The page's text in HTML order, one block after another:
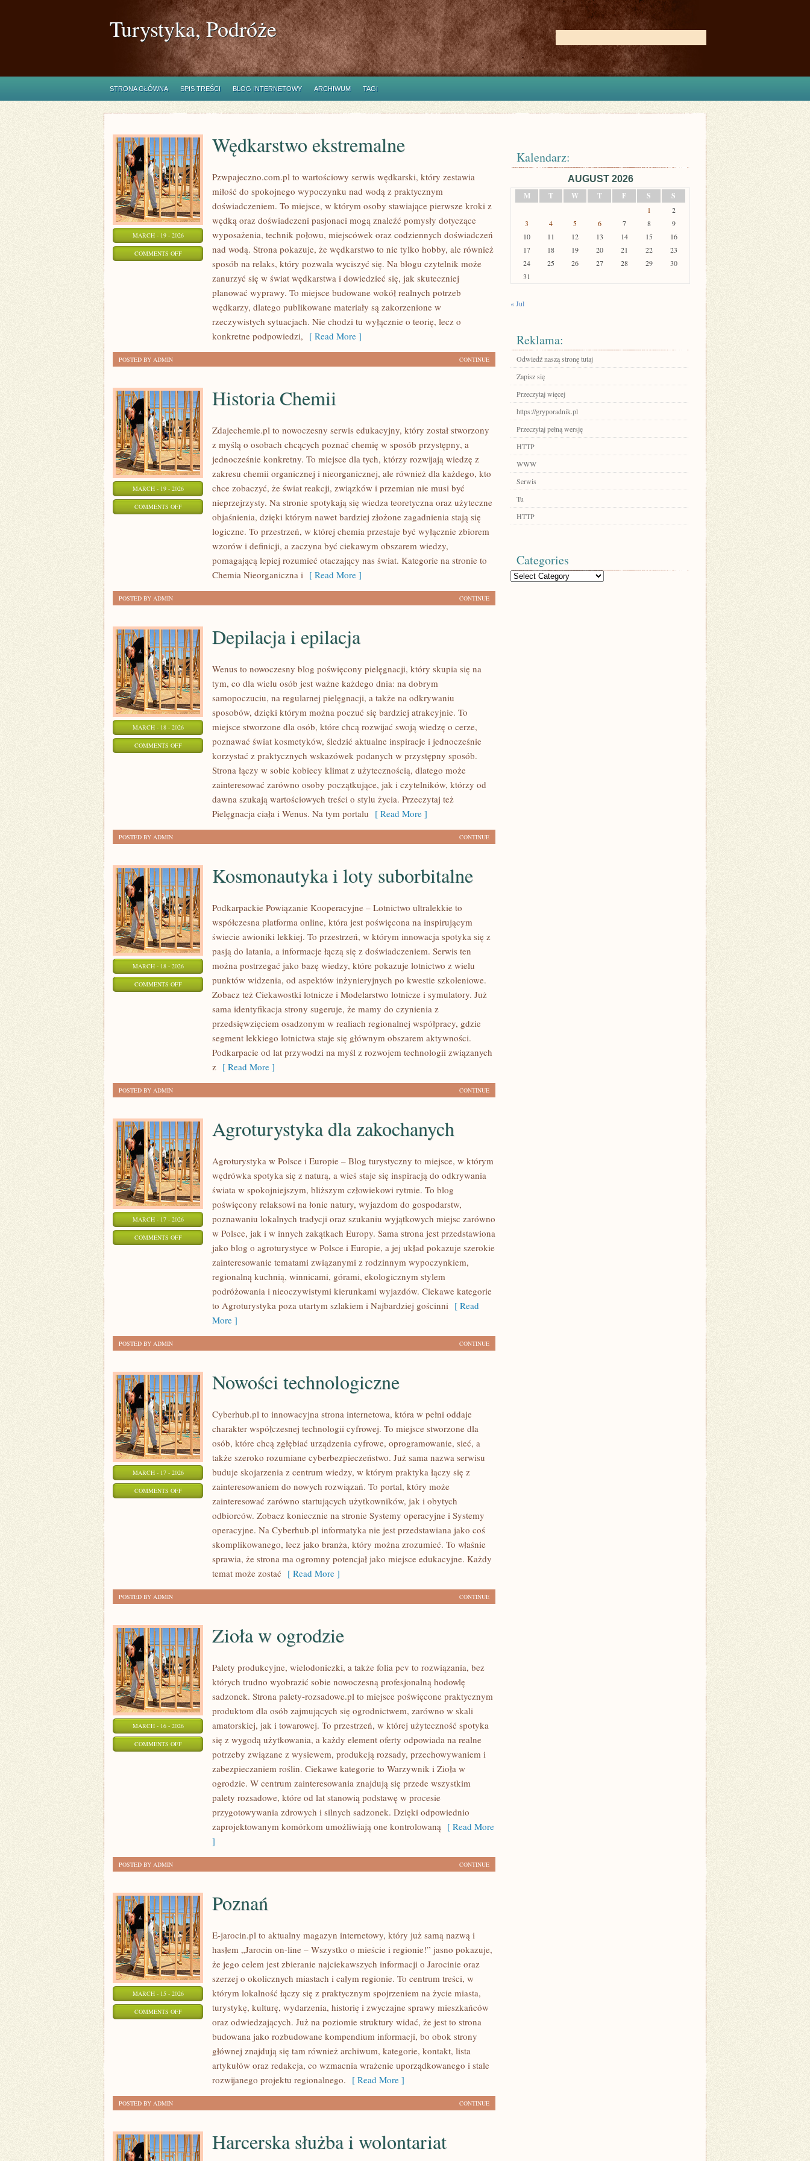
Turystyka, Podróże
STRONA GŁÓWNA SPIS TREŚCI BLOG INTERNETOWY ARCHIWUM TAGI
MARCH - 19 - 2026
COMMENTS OFFON
WĘDKARSTWO
EKSTREMALNE
Wędkarstwo ekstremalne
Pzwpajeczno.com.pl to wartościowy serwis wędkarski, który zestawia
miłość do spokojnego wypoczynku nad wodą z praktycznym
doświadczeniem. To miejsce, w którym osoby stawiające pierwsze kroki z
wędką oraz doświadczeni pasjonaci mogą znaleźć pomysły dotyczące
wyposażenia, technik połowu, miejscówek oraz codziennych doświadczeń
nad wodą. Strona pokazuje, że wędkarstwo to nie tylko hobby, ale również
sposób na relaks, który pozwala wyciszyć się. Na blogu czytelnik może
zanurzyć się w świat wędkarstwa i dowiedzieć się, jak skuteczniej
planować wyprawy. To miejsce budowane wokół realnych potrzeb
wędkarzy, dlatego publikowane materiały są zakorzenione w
rzeczywistych sytuacjach. Nie chodzi tu wyłącznie o teorię, lecz o
konkretne podpowiedzi, [ Read More ]
CONTINUE
POSTED BY ADMIN
MARCH - 19 - 2026
COMMENTS OFFON
Historia Chemii
Zdajechemie.pl to nowoczesny serwis edukacyjny, który został stworzony
z myślą o osobach chcących poznać chemię w sposób przystępny, a
jednocześnie konkretny. To miejsce dla tych, którzy rozwijają wiedzę z
zakresu chemii organicznej i nieorganicznej, ale również dla każdego, kto
chce zobaczyć, że świat reakcji, związków i przemian nie musi być
nieprzejrzysty. Na stronie spotykają się wiedza teoretyczna oraz użyteczne
objaśnienia, dzięki którym nawet bardziej złożone zagadnienia stają się
logiczne. To przestrzeń, w której chemia przestaje być wyłącznie zbiorem
wzorów i definicji, a zaczyna być ciekawym obszarem wiedzy,
pomagającą lepiej rozumieć otaczający nas świat. Kategorie na stronie to
Chemia Nieorganiczna i [ Read More ]
CONTINUE
POSTED BY ADMIN
MARCH - 18 - 2026
COMMENTS OFFON
Depilacja i epilacja
Wenus to nowoczesny blog poświęcony pielęgnacji, który skupia się na
tym, co dla wielu osób jest ważne każdego dnia: na dobrym
samopoczuciu, na regularnej pielęgnacji, a także na odkrywaniu
sposobów, dzięki którym można poczuć się bardziej atrakcyjnie. To
miejsce stworzone dla osób, które chcą rozwijać swoją wiedzę o cerze,
poznawać świat kosmetyków, śledzić aktualne inspiracje i jednocześnie
korzystać z praktycznych wskazówek podanych w przystępny sposób.
Strona łączy w sobie kobiecy klimat z użytecznością, dlatego może
zainteresować zarówno osoby początkujące, jak i czytelników, którzy od
dawna szukają wartościowych treści o stylu życia. Przeczytaj też
Pielęgnacja ciała i Wenus. Na tym portalu [ Read More ]
CONTINUE
POSTED BY ADMIN
MARCH - 18 - 2026
COMMENTS OFFON
KOSMONAUTYKA
SUBORBITALNE
Kosmonautyka i loty suborbitalne
Podkarpackie Powiązanie Kooperacyjne – Lotnictwo ultralekkie to
współczesna platforma online, która jest poświęcona na inspirującym
świecie awioniki lekkiej. To przestrzeń, w którym innowacja spotyka się z
pasją do latania, a informacje łączą się z doświadczeniem. Serwis ten
można postrzegać jako bazę wiedzy, które pokazuje lotnictwo z wielu
punktów widzenia, od aspektów inżynieryjnych po kwestie szkoleniowe.
Zobacz też Ciekawostki lotnicze i Modelarstwo lotnicze i symulatory. Już
sama identyfikacja strony sugeruje, że mamy do czynienia z
przedsięwzięciem osadzonym w realiach regionalnej współpracy, gdzie
segment lekkiego lotnictwa staje się głównym obszarem aktywności.
Podkarpacie od lat przywodzi na myśl z rozwojem technologii związanych
z [ Read More ]
CONTINUE
POSTED BY ADMIN
MARCH - 17 - 2026
COMMENTS OFFON
AGROTURYSTYKA
ZAKOCHANYCH
Agroturystyka dla zakochanych
Agroturystyka w Polsce i Europie – Blog turystyczny to miejsce, w którym
wędrówka spotyka się z naturą, a wieś staje się inspiracją do odkrywania
świata w spokojniejszym, bliższym człowiekowi rytmie. To blog
poświęcony relaksowi na łonie natury, wyjazdom do gospodarstw,
poznawaniu lokalnych tradycji oraz szukaniu wyjątkowych miejsc zarówno
w Polsce, jak i w innych zakątkach Europy. Sama strona jest przedstawiona
jako blog o agroturystyce w Polsce i Europie, a jej układ pokazuje szerokie
zainteresowanie tematami związanymi z rodzinnym wypoczynkiem,
regionalną kuchnią, winnicami, górami, ekologicznym stylem
podróżowania i nieoczywistymi kierunkami wyjazdów. Ciekawe kategorie
to Agroturystyka poza utartym szlakiem i Najbardziej gościnni [ Read
More ]
CONTINUE
POSTED BY ADMIN
MARCH - 17 - 2026
COMMENTS OFFON
TECHNOLOGICZNE
Nowości technologiczne
Cyberhub.pl to innowacyjna strona internetowa, która w pełni oddaje
charakter współczesnej technologii cyfrowej. To miejsce stworzone dla
osób, które chcą zgłębiać urządzenia cyfrowe, oprogramowanie, sieć, a
także szeroko rozumiane cyberbezpieczeństwo. Już sama nazwa serwisu
buduje skojarzenia z centrum wiedzy, w którym praktyka łączy się z
zainteresowaniem do nowych rozwiązań. To portal, który może
zainteresować zarówno startujących użytkowników, jak i obytych
odbiorców. Zobacz koniecznie na stronie Systemy operacyjne i Systemy
operacyjne. Na Cyberhub.pl informatyka nie jest przedstawiana jako coś
skomplikowanego, lecz jako branża, który można zrozumieć. To właśnie
sprawia, że strona ma ogromny potencjał jako miejsce edukacyjne. Każdy
temat może zostać [ Read More ]
CONTINUE
POSTED BY ADMIN
MARCH - 16 - 2026
COMMENTS OFFON
Zioła w ogrodzie
Palety produkcyjne, wielodoniczki, a także folia pcv to rozwiązania, bez
których trudno wyobrazić sobie nowoczesną profesjonalną hodowlę
sadzonek. Strona palety-rozsadowe.pl to miejsce poświęcone praktycznym
produktom dla osób zajmujących się ogrodnictwem, zarówno w skali
amatorskiej, jak i towarowej. To przestrzeń, w której użyteczność spotyka
się z wygodą użytkowania, a każdy element oferty odpowiada na realne
potrzeby związane z wysiewem, produkcją rozsady, przechowywaniem i
zabezpieczaniem roślin. Ciekawe kategorie to Warzywnik i Zioła w
ogrodzie. W centrum zainteresowania znajdują się przede wszystkim
palety rozsadowe, które od lat stanowią podstawę w procesie
przygotowywania zdrowych i silnych sadzonek. Dzięki odpowiednio
zaprojektowanym komórkom umożliwiają one kontrolowaną [ Read More
]
CONTINUE
POSTED BY ADMIN
MARCH - 15 - 2026
COMMENTS OFFON
Poznań
E-jarocin.pl to aktualny magazyn internetowy, który już samą nazwą i
hasłem „Jarocin on-line – Wszystko o mieście i regionie!” jasno pokazuje,
że jego celem jest zbieranie najciekawszych informacji o Jarocinie oraz
szerzej o okolicznych miastach i całym regionie. To centrum treści, w
którym lokalność łączy się z praktycznym spojrzeniem na życie miasta,
turystykę, kulturę, wydarzenia, historię i zwyczajne sprawy mieszkańców
oraz odwiedzających. Już na poziomie struktury widać, że jest to strona
budowana jako rozbudowane kompendium informacji, bo obok strony
głównej znajdują się tam również archiwum, kategorie, kontakt, lista
artykułów oraz redakcja, co wzmacnia wrażenie uporządkowanego i stale
rozwijanego projektu regionalnego. [ Read More ]
CONTINUE
POSTED BY ADMIN
Harcerska służba i wolontariat
Kalendarz:
AUGUST 2026
M
T W T F S S
1
2
3
4 5 6 7 8
9
10
11 12 13 14 15
16
17
18 19 20 21 22
23
24
25 26 27 28 29
30
31
« Jul
Reklama:
Odwiedź naszą stronę tutaj
Zapisz się
Przeczytaj więcej
https://gryporadnik.pl
Przeczytaj pełną wersję
HTTP
WWW
Serwis
Tu
HTTP
Categories
Categories